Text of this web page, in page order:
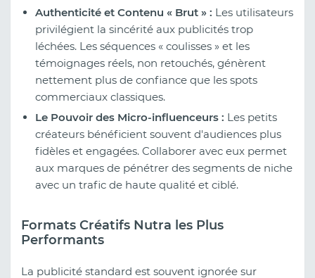
Authenticité et Contenu « Brut » : Les utilisateurs
privilégient la sincérité aux publicités trop
léchées. Les séquences « coulisses » et les
témoignages réels, non retouchés, génèrent
nettement plus de confiance que les spots
commerciaux classiques.
Le Pouvoir des Micro-influenceurs : Les petits
créateurs bénéficient souvent d'audiences plus
fidèles et engagées. Collaborer avec eux permet
aux marques de pénétrer des segments de niche
avec un trafic de haute qualité et ciblé.
Formats Créatifs Nutra les Plus
Performants
La publicité standard est souvent ignorée sur